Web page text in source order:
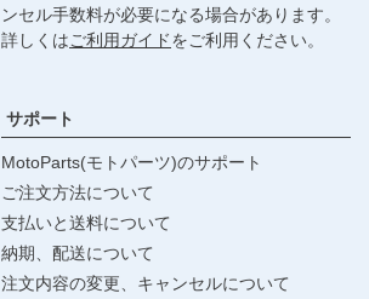
ンセル手数料が必要になる場合があります。
詳しくはご利用ガイドをご利用ください。
サポート
MotoParts(モトパーツ)のサポート
ご注文方法について
支払いと送料について
納期、配送について
注文内容の変更、キャンセルについて